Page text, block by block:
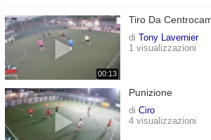
00:13
Tiro Da
di Tony Lavernier
1 visualizzazioni
Punizione
di Ciro
4 visualizzazioni